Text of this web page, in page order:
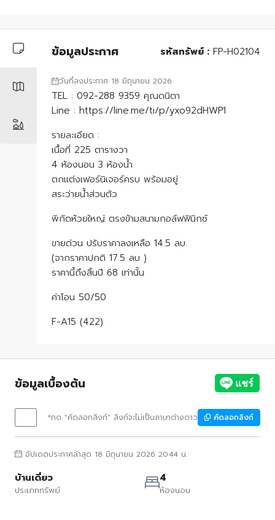
ข้อมูลประกาศ รหัสทรัพย์ : FP-H02104
วันที่ลงประกาศ 18 มิถุนายน 2026
TEL : 092-288 9359 คุณดนิตา
Line : https://line.me/ti/p/yxo92dHWP1
รายละเอียด :
เนื้อที่ 225 ตารางวา
4 ห้องนอน 3 ห้องน้ำ
ตกแต่งเฟอร์นิเจอร์ครบ พร้อมอยู่
สระว่ายน้ำส่วนตัว
พิกัดห้วยใหญ่ ตรงข้ามสนามกอล์ฟฟินิกซ์
ขายด่วน ปรับราคาลงเหลือ 14.5 ลบ.
(จากราคาปกติ 17.5 ลบ )
ราคานี้ถึงสิ้นปี 68 เท่านั้น
ค่าโอน 50/50
F-A15 (422)
ข้อมูลเบื้องต้น
*กด "คัดลอกลิงก์" ลิงก์จะไม่เป็นภาษาต่างดาว คัดลอกลิงก์
อัปเดตประกาศล่าสุด 18 มิถุนายน 2026 20:44 น.
บ้านเดี่ยว
ประเภททรัพย์
4
ห้องนอน